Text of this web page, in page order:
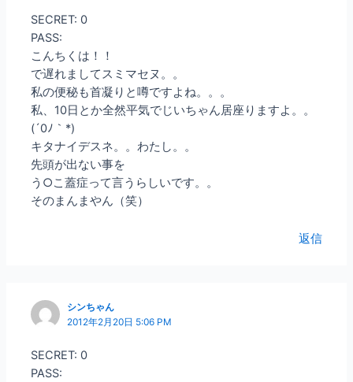
SECRET: 0
PASS:
こんちくは！！
で遅れましてスミマセヌ。。
私の便秘も首凝りと噂ですよね。。。
私、10日とか全然平気でじいちゃん居座りますよ。。
(´0ﾉ｀*)
キタナイデスネ。。わたし。。
先頭が出ない事を
う○こ蓋症って言うらしいです。。
そのまんまやん（笑）
返信
シンちゃん
2012年2月20日 5:06 PM
SECRET: 0
PASS: